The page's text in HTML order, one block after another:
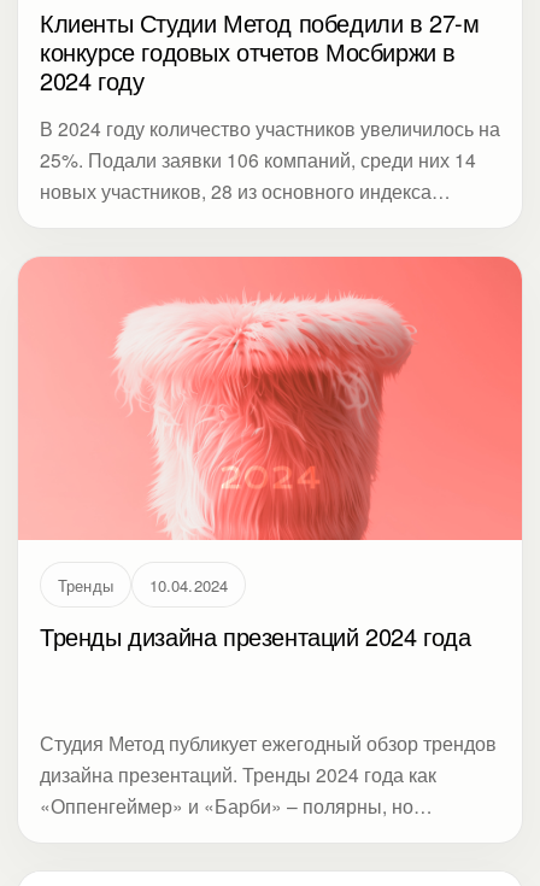
Клиенты Студии Метод победили в 27-м
конкурсе годовых отчетов Мосбиржи в
2024 году
В 2024 году количество участников увеличилось на
25%. Подали заявки 106 компаний, среди них 14
новых участников, 28 из основного индекса
(MOEXBMI), и пять компаний, чьи акции вошли в
десятку наиболее ликвидных с начала текущего
Тренды 10.04.2024
Тренды дизайна презентаций 2024 года
Студия Метод публикует ежегодный обзор трендов
дизайна презентаций. Тренды 2024 года как
«Оппенгеймер» и «Барби» – полярны, но